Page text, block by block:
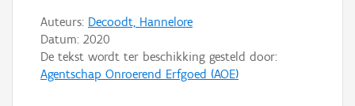
Auteurs: Decoodt, Hannelore
Datum: 2020
De tekst wordt ter beschikking gesteld door:
Agentschap Onroerend Erfgoed (AOE)